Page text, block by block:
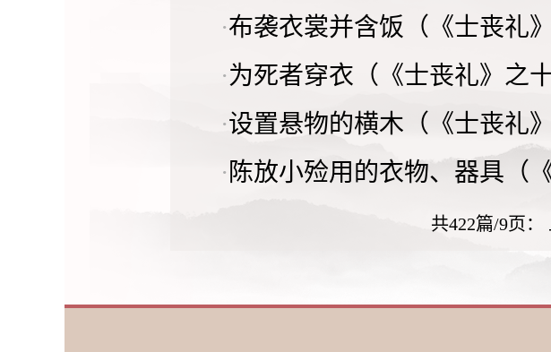
·布袭衣裳并含饭（《士丧礼》
·为死者穿衣（《士丧礼》之十
·设置悬物的横木（《士丧礼
· 陈放小殓用的衣物、器具（
共422篇/9页：